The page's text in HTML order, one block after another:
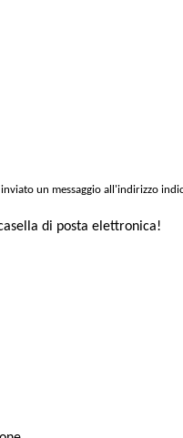
un messaggio all'indirizzo
di posta elettronica!